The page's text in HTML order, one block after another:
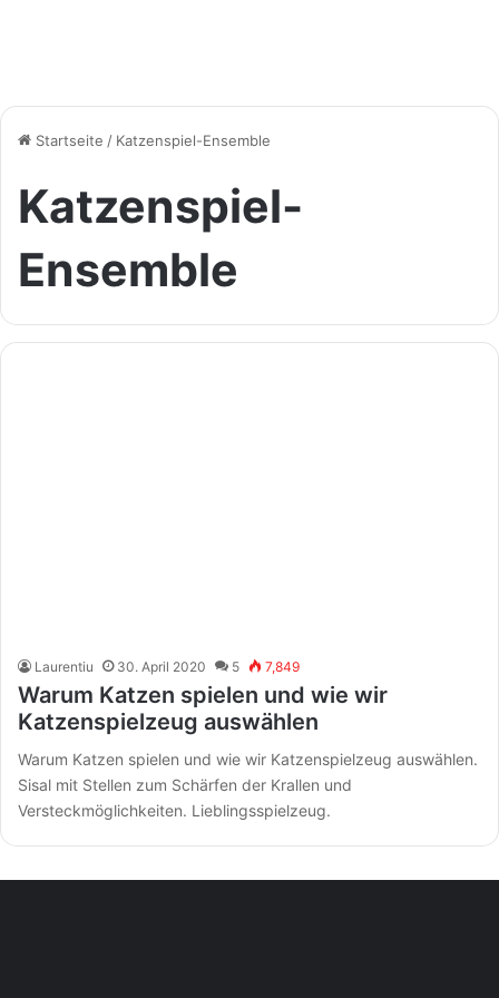
Startseite / Katzenspiel-Ensemble
Katzenspiel-
Ensemble
Laurentiu 30. April 2020 5 7,849
Warum Katzen spielen und wie wir
Katzenspielzeug auswählen
Warum Katzen spielen und wie wir Katzenspielzeug auswählen.
Sisal mit Stellen zum Schärfen der Krallen und
Versteckmöglichkeiten. Lieblingsspielzeug.